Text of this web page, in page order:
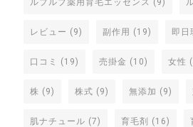
ルプルプ薬用育毛エッセンス (9)
レビュー (9) 副作用 (19) 即日
口コミ (19) 売掛金 (10) 女性
株 (9) 株式 (9) 無添加 (9)
肌ナチュール (7) 育毛剤 (16)